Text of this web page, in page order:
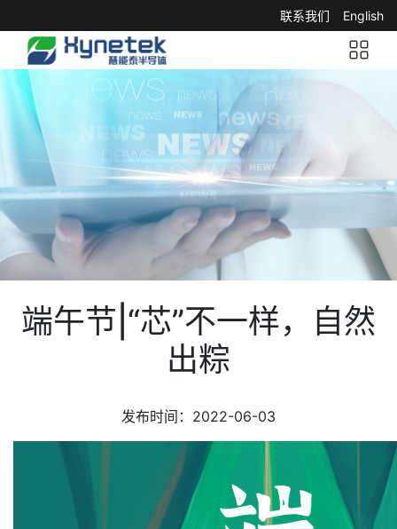
联系我们 English
端午节|“芯”不一样，自然
出粽
发布时间：2022-06-03